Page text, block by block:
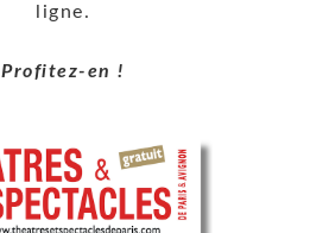
ligne.
Profitez-en !